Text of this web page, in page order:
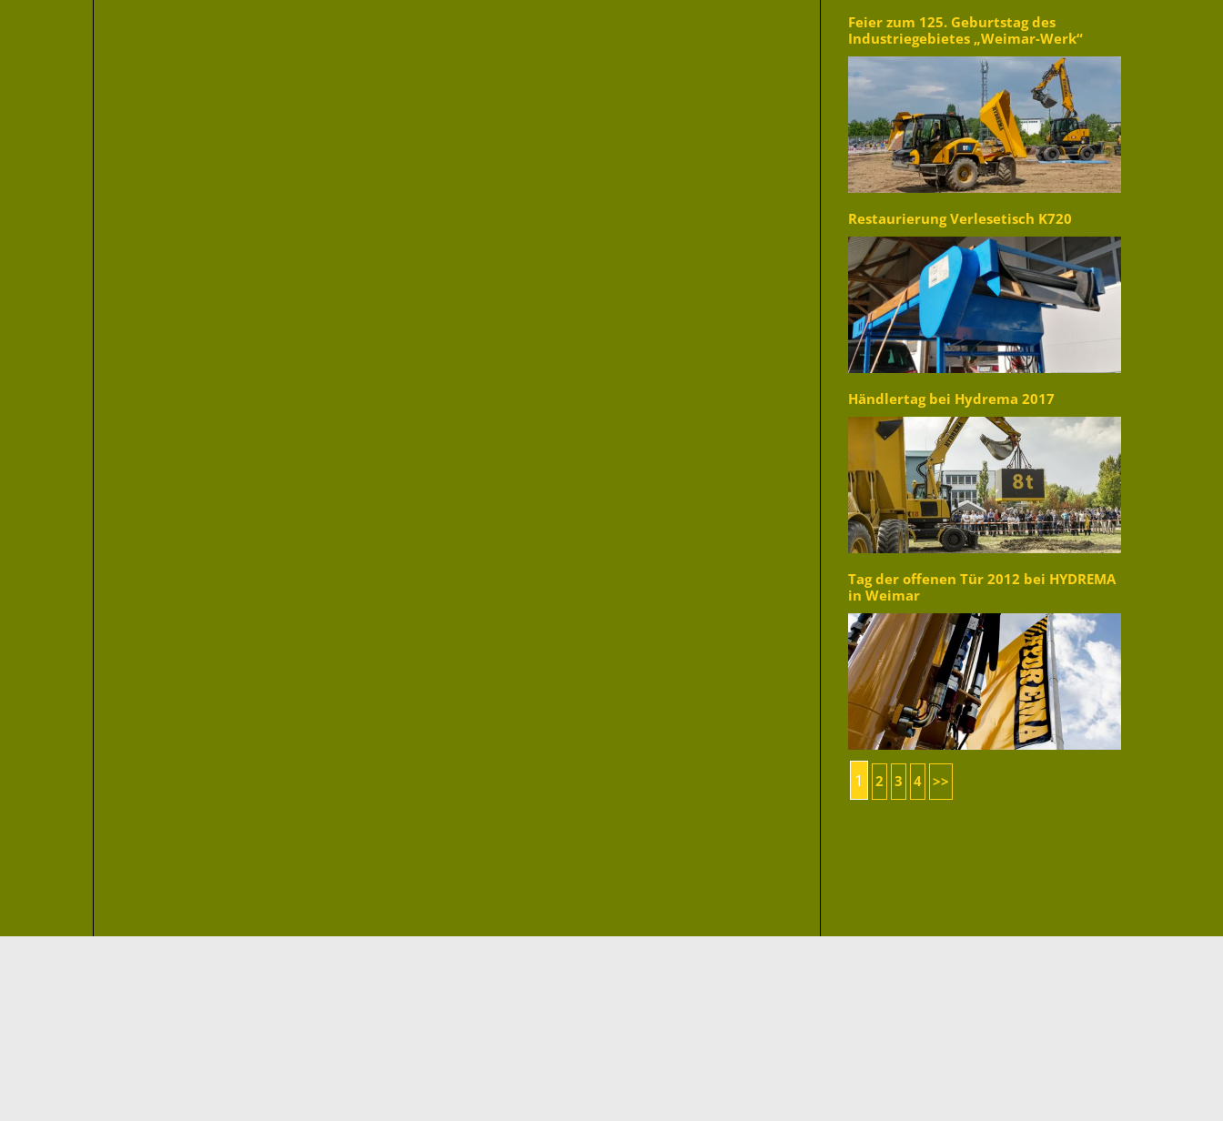
Feier zum 125. Geburtstag des
Industriegebietes „Weimar-Werk“
Restaurierung Verlesetisch K720
Händlertag bei Hydrema 2017
Tag der offenen Tür 2012 bei HYDREMA
in Weimar
1 2 3 4 >>